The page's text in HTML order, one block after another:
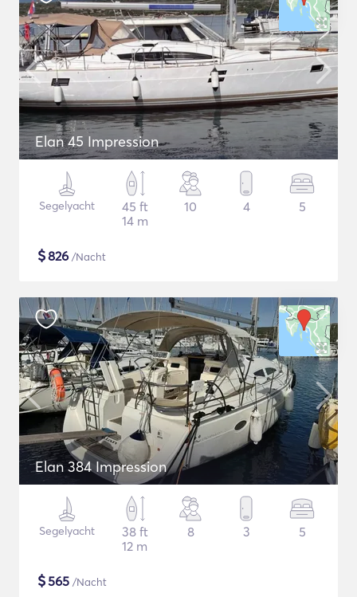
Elan 45 Impression
Segelyacht
45 ft
14 m
10 4 5
$826 /Nacht
Elan 384 Impression
Segelyacht
38 ft
12 m
8 3 5
$565 /Nacht